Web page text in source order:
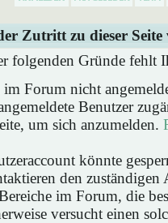
Zutritt zu dieser Seite
folgenden Gründe fehlt
im Forum nicht
Benutzer
um sich anzumelden.
könnte
den zuständigen
im Forum, die
versucht einen